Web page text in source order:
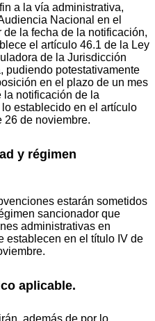
a la vía administrativa,
Nacional en el
la fecha de la notificación,
el artículo 46.1 de la Ley
de la Jurisdicción
pudiendo potestativamente
en el plazo de un mes
notificación de la
establecido en el artículo
26 de noviembre.
y régimen
estarán sometidos
sancionador que
administrativas en
establecen en el título IV de
aplicable.
además de por lo